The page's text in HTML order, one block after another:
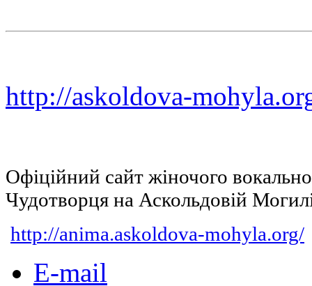
http://askoldova-
Офіційний сайт жіночого
Чудотворця на Аскольдовій
http://anima.askoldova-mohyla.org/
E-mail